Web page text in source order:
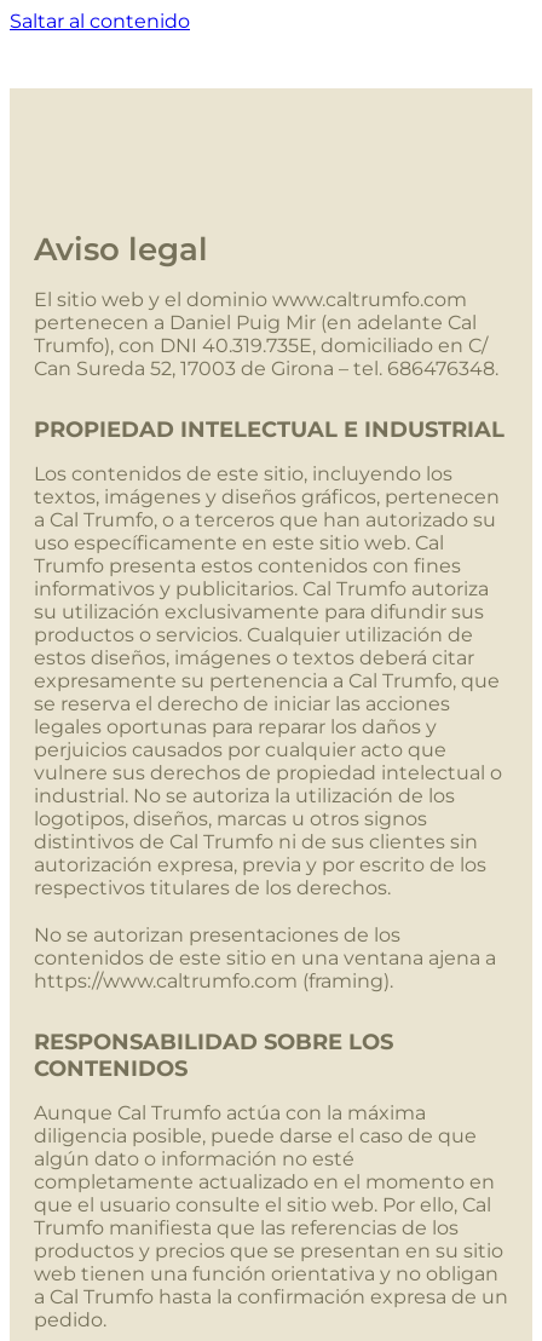
Saltar al contenido
Aviso legal
El sitio web y el dominio www.caltrumfo.com
pertenecen a Daniel Puig Mir (en adelante Cal
Trumfo), con DNI 40.319.735E, domiciliado en C/
Can Sureda 52, 17003 de Girona – tel. 686476348.
PROPIEDAD INTELECTUAL E INDUSTRIAL
Los contenidos de este sitio, incluyendo los
textos, imágenes y diseños gráficos, pertenecen
a Cal Trumfo, o a terceros que han autorizado su
uso específicamente en este sitio web. Cal
Trumfo presenta estos contenidos con fines
informativos y publicitarios. Cal Trumfo autoriza
su utilización exclusivamente para difundir sus
productos o servicios. Cualquier utilización de
estos diseños, imágenes o textos deberá citar
expresamente su pertenencia a Cal Trumfo, que
se reserva el derecho de iniciar las acciones
legales oportunas para reparar los daños y
perjuicios causados por cualquier acto que
vulnere sus derechos de propiedad intelectual o
industrial. No se autoriza la utilización de los
logotipos, diseños, marcas u otros signos
distintivos de Cal Trumfo ni de sus clientes sin
autorización expresa, previa y por escrito de los
respectivos titulares de los derechos.
No se autorizan presentaciones de los
contenidos de este sitio en una ventana ajena a
https://www.caltrumfo.com (framing).
RESPONSABILIDAD SOBRE LOS
CONTENIDOS
Aunque Cal Trumfo actúa con la máxima
diligencia posible, puede darse el caso de que
algún dato o información no esté
completamente actualizado en el momento en
que el usuario consulte el sitio web. Por ello, Cal
Trumfo manifiesta que las referencias de los
productos y precios que se presentan en su sitio
web tienen una función orientativa y no obligan
a Cal Trumfo hasta la confirmación expresa de un
pedido.